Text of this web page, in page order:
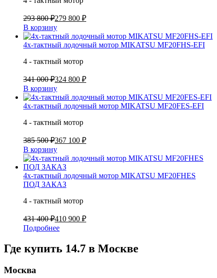
293 800 ₽279 800 ₽
В корзину
4х-тактный лодочный мотор MIKATSU MF20FHS-EFI
4 - тактный мотор
341 000 ₽324 800 ₽
В корзину
4х-тактный лодочный мотор MIKATSU MF20FES-EFI
4 - тактный мотор
385 500 ₽367 100 ₽
В корзину
4х-тактный лодочный мотор MIKATSU MF20FHES
ПОД ЗАКАЗ
4 - тактный мотор
431 400 ₽410 900 ₽
Подробнее
Где купить 14.7 в Москве
Москва